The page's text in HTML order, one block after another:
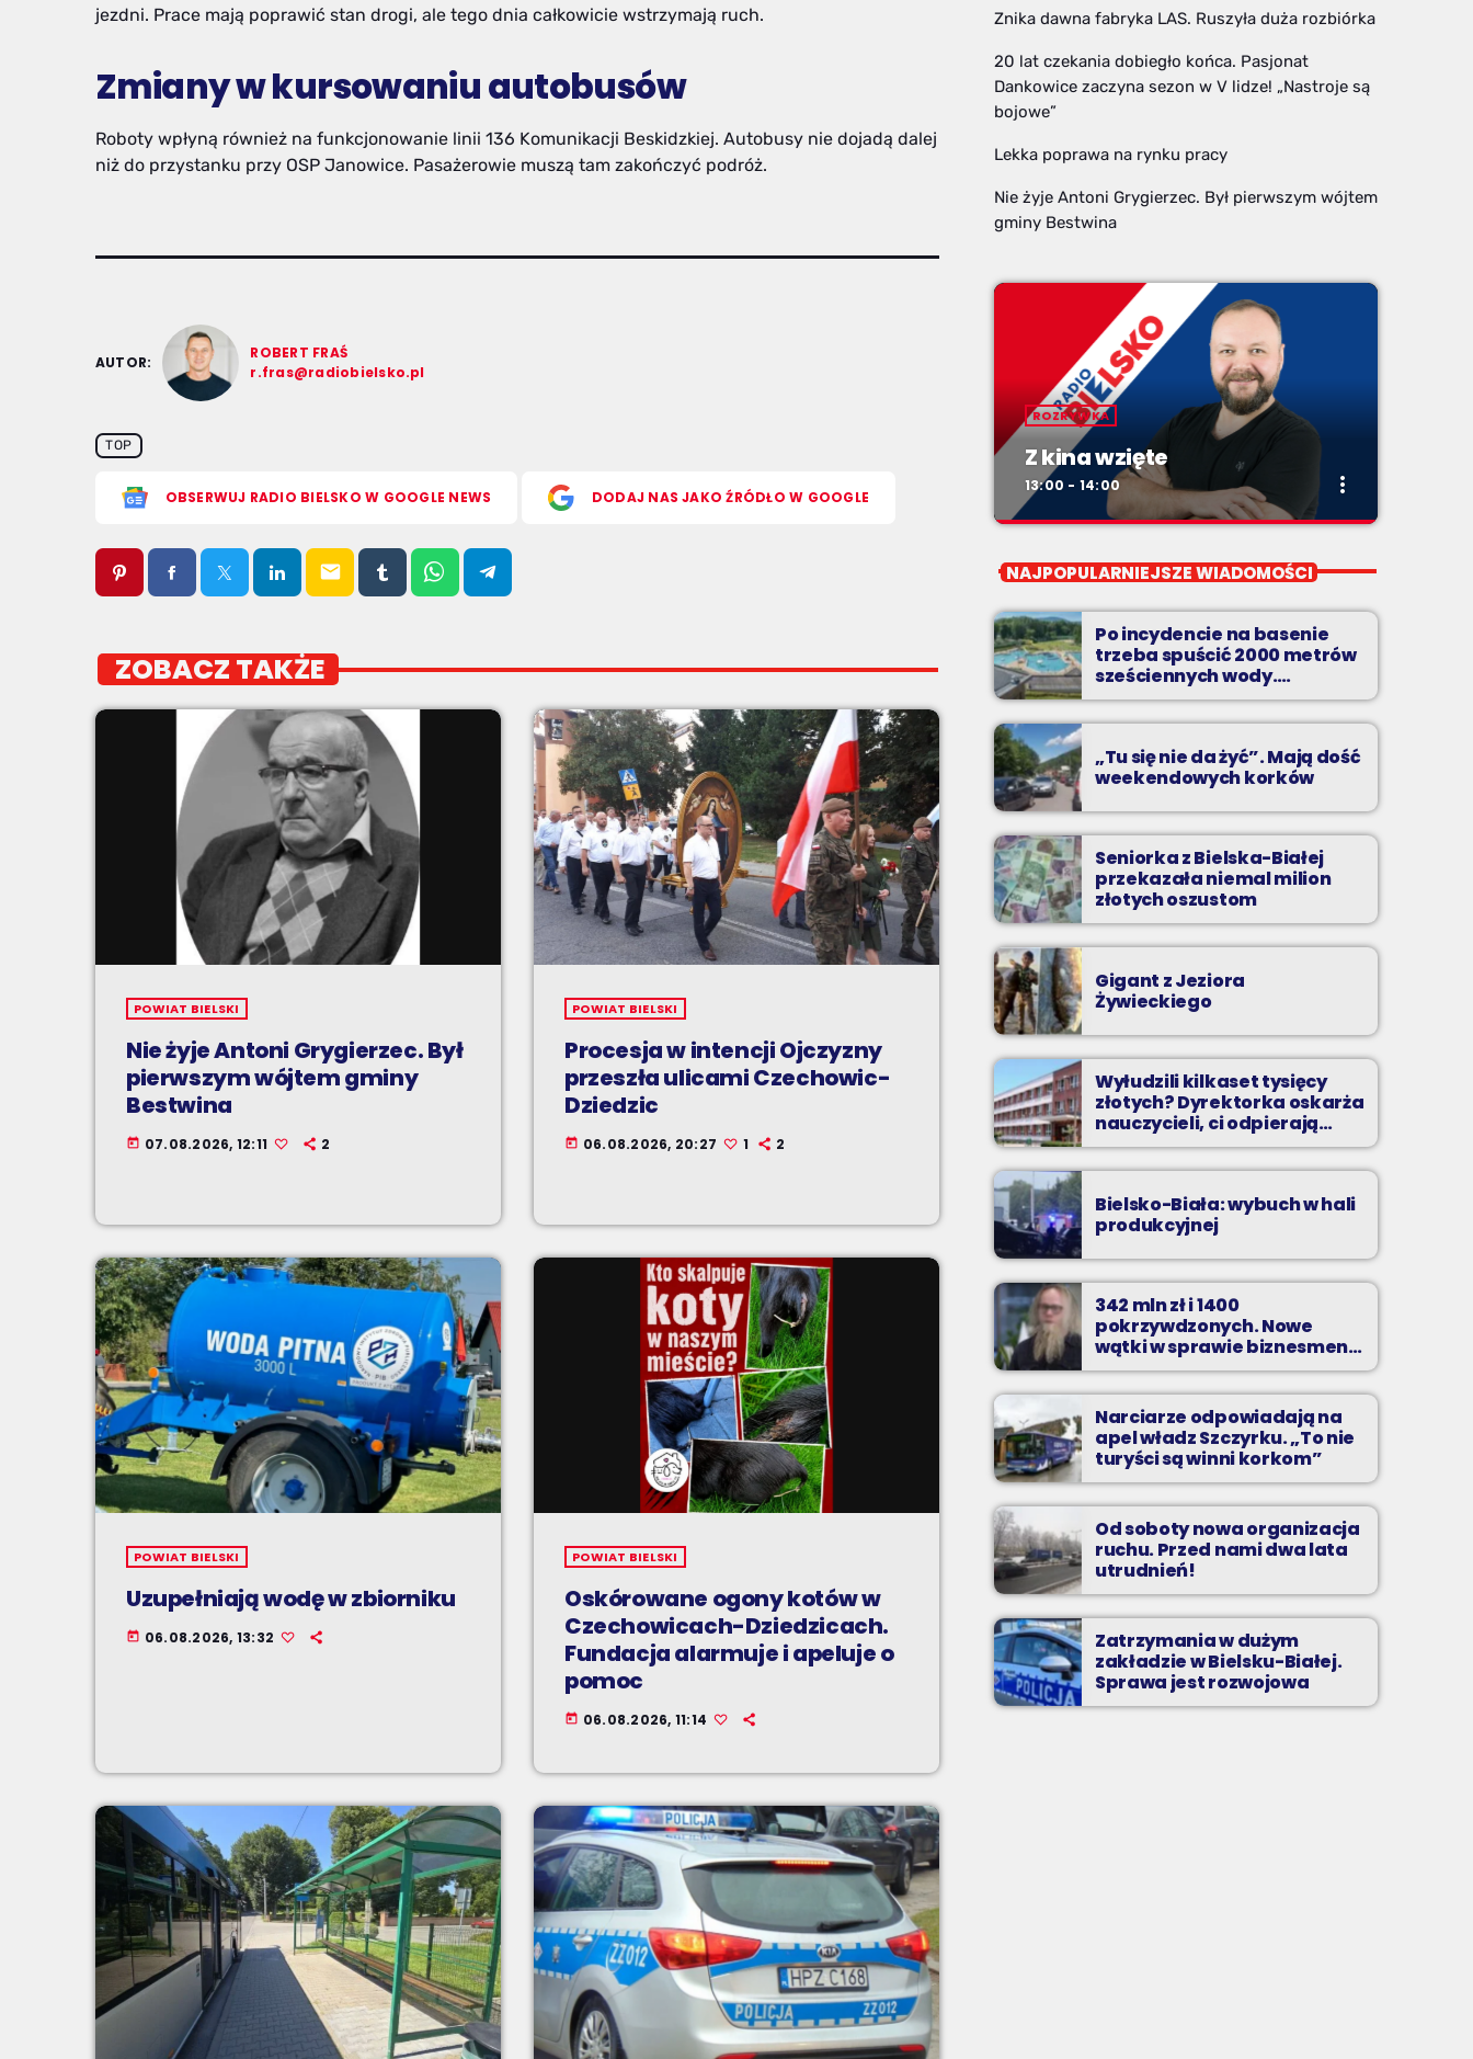
jezdni. Prace mają poprawić stan drogi, ale tego dnia całkowicie wstrzymają ruch.
Zmiany w kursowaniu autobusów
Roboty wpłyną również na funkcjonowanie linii 136 Komunikacji Beskidzkiej. Autobusy nie dojadą dalej
niż do przystanku przy OSP Janowice. Pasażerowie muszą tam zakończyć podróż.
AUTOR:
ROBERT FRAŚ
r.fras@radiobielsko.pl
TOP
OBSERWUJ RADIO BIELSKO W GOOGLE NEWS DODAJ NAS JAKO ŹRÓDŁO W GOOGLE
email
ZOBACZ TAKŻE
POWIAT BIELSKI
Nie żyje Antoni Grygierzec. Był
pierwszym wójtem gminy
Bestwina
today 07.08.2026, 12:11 2
POWIAT BIELSKI
Procesja w intencji Ojczyzny
przeszła ulicami Czechowic-
Dziedzic
today 06.08.2026, 20:27 1 2
POWIAT BIELSKI
Uzupełniają wodę w zbiorniku
today 06.08.2026, 13:32
POWIAT BIELSKI
Oskórowane ogony kotów w
Czechowicach-Dziedzicach.
Fundacja alarmuje i apeluje o
pomoc
today 06.08.2026, 11:14
Znika dawna fabryka LAS. Ruszyła duża rozbiórka
20 lat czekania dobiegło końca. Pasjonat
Dankowice zaczyna sezon w V lidze! „Nastroje są
bojowe”
Lekka poprawa na rynku pracy
Nie żyje Antoni Grygierzec. Był pierwszym wójtem
gminy Bestwina
ROZRYWKA
Z kina wzięte
13:00 - 14:00 more_vert
Z kina wzięte
Z Kina Wzięte to audycja w której film
występuje roli głównej.
NAJPOPULARNIEJSZE WIADOMOŚCI
Po incydencie na basenie
trzeba spuścić 2000 metrów
sześciennych wody.
„Ogromne koszty i ogromna
praca”
„Tu się nie da żyć”. Mają dość
weekendowych korków
Seniorka z Bielska-Białej
przekazała niemal milion
złotych oszustom
Gigant z Jeziora
Żywieckiego
Wyłudzili kilkaset tysięcy
złotych? Dyrektorka oskarża
nauczycieli, ci odpierają
zarzuty
Bielsko-Biała: wybuch w hali
produkcyjnej
342 mln zł i 1400
pokrzywdzonych. Nowe
wątki w sprawie biznesmena
z Bielska-Białej
Narciarze odpowiadają na
apel władz Szczyrku. „To nie
turyści są winni korkom”
Od soboty nowa organizacja
ruchu. Przed nami dwa lata
utrudnień!
Zatrzymania w dużym
zakładzie w Bielsku-Białej.
Sprawa jest rozwojowa